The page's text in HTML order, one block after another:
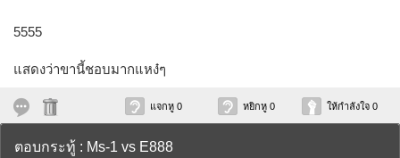
5555
แสดงว่าขานี้ชอบมากแหง๋ๆ
แจกหู 0 หยิกหู 0 ให้กำลังใจ 0
ตอบกระทู้ : Ms-1 vs E888